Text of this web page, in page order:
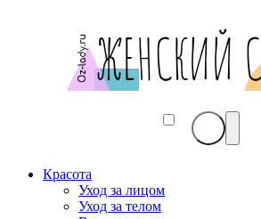
Красота
Уход за лицом
Уход за телом